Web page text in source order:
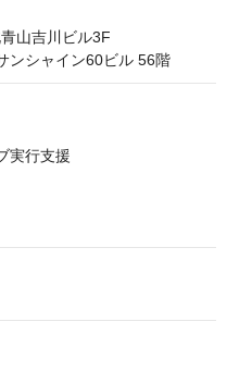
山吉川ビル3F
実行支援